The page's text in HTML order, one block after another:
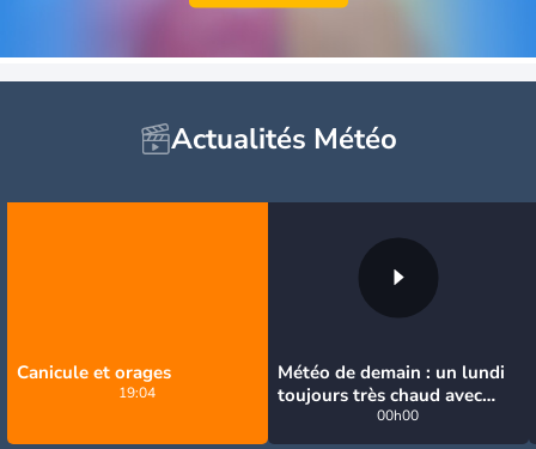
Actualités Météo
Canicule et orages
19:04
Météo de demain : un lundi
toujours très chaud avec
quelques orages
00h00